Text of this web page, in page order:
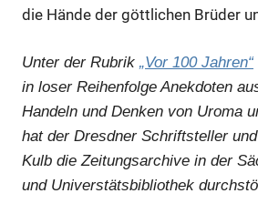
die Hände der göttlichen Brüder
Unter der Rubrik „Vor 100 Jahren“
in loser Reihenfolge Anekdoten
Handeln und Denken von Uroma
hat der Dresdner Schriftsteller
Kulb die Zeitungsarchive in der
und Universtätsbibliothek